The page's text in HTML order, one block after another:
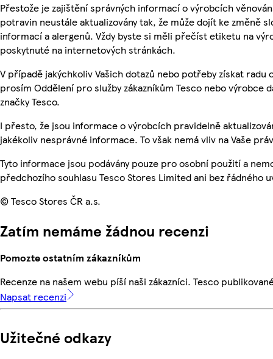
Přestože je zajištění správných informací o výrobcích
potravin neustále aktualizovány tak, že může dojít ke změně
informací a alergenů. Vždy byste si měli přečíst etiketu na
poskytnuté na internetových stránkách.
V případě jakýchkoliv Vašich dotazů nebo potřeby získat radu
prosím Oddělení pro služby zákazníkům Tesco nebo výrobce
značky Tesco.
I přesto, že jsou informace o výrobcích pravidelně
jakékoliv nesprávné informace. To však nemá vliv na Vaše
Tyto informace jsou podávány pouze pro osobní použití a
předchozího souhlasu Tesco Stores Limited ani bez řádného
© Tesco Stores ČR a.s.
Zatím nemáme žádnou recenzi
Pomozte ostatním zákazníkům
Recenze na našem webu píší naši zákazníci. Tesco
Napsat recenzi
Užitečné odkazy